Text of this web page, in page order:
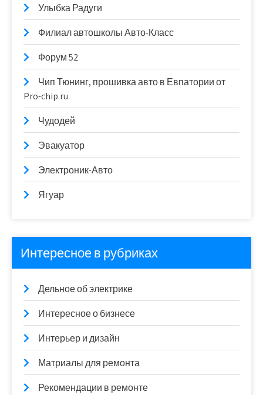
Улыбка Радуги
Филиал автошколы Авто-Класс
Форум 52
Чип Тюнинг, прошивка авто в Евпатории от
Pro-chip.ru
Чудодей
Эвакуатор
Электроник-Авто
Ягуар
Интересное в рубриках
Дельное об электрике
Интересное о бизнесе
Интерьер и дизайн
Матриалы для ремонта
Рекомендации в ремонте